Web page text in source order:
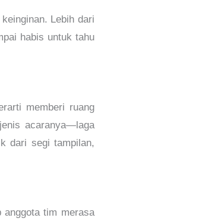
Lebih dari
habis untuk tahu
memberi ruang
acaranya—laga
dari segi tampilan,
tim merasa